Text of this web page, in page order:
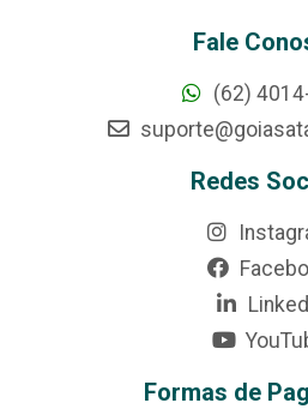
Fale
(62)
Redes
Formas de